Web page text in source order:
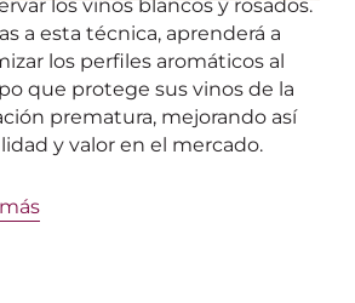
los vinos blancos y rosados.
a esta técnica, aprenderá a
los perfiles aromáticos al
que protege sus vinos de la
prematura, mejorando así
y valor en el mercado.